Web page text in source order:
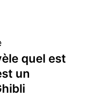
quel est
un